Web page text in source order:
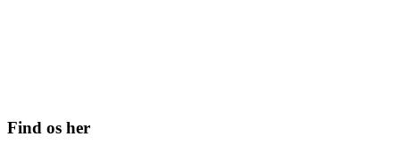
Find os her